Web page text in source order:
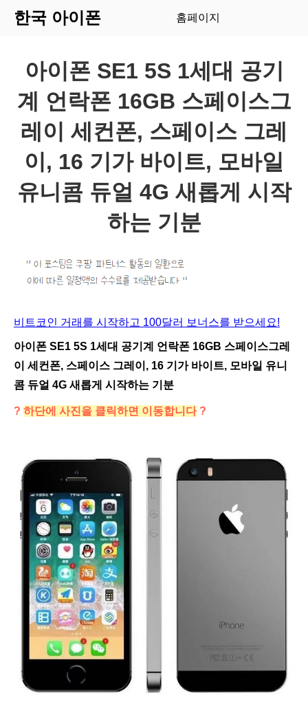
한국 아이폰 홈페이지
아이폰 SE1 5S 1세대 공기
계 언락폰 16GB 스페이스그
레이 세컨폰, 스페이스 그레
이, 16 기가 바이트, 모바일
유니콤 듀얼 4G 새롭게 시작
하는 기분
비트코인 거래를 시작하고 100달러 보너스를 받으세요!
아이폰 SE1 5S 1세대 공기계 언락폰 16GB 스페이스그레
이 세컨폰, 스페이스 그레이, 16 기가 바이트, 모바일 유니
콤 듀얼 4G 새롭게 시작하는 기분
? 하단에 사진을 클릭하면 이동합니다 ?